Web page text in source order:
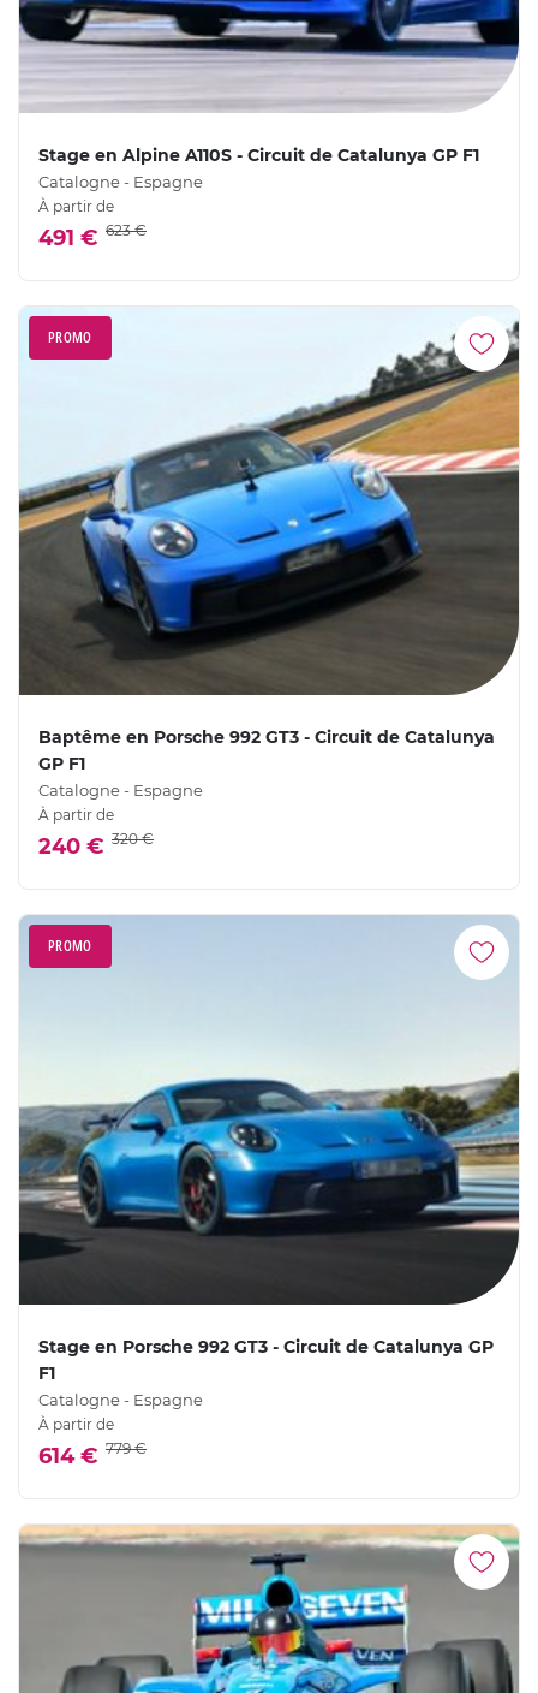
Stage en Alpine A110S - Circuit de Catalunya GP F1
Catalogne - Espagne
À partir de
491 € 623 €
PROMO
Baptême en Porsche 992 GT3 - Circuit de Catalunya
GP F1
Catalogne - Espagne
À partir de
240 € 320 €
PROMO
Stage en Porsche 992 GT3 - Circuit de Catalunya GP
F1
Catalogne - Espagne
À partir de
614 € 779 €